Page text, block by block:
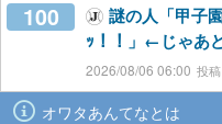
100
謎の人「甲子
ｯ！！」←じゃあ
2026/08/06 06:00
オワタあんてなとは